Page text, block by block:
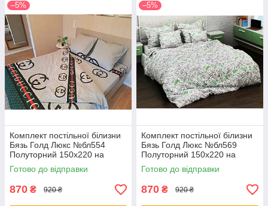
–5%
Комплект постільної білизни
Бязь Голд Люкс №бл554
Полуторний 150х220 на
кнопках
Готово до відправки
870 ₴ 920 ₴
–5%
Комплект постільної білизни
Бязь Голд Люкс №бл569
Полуторний 150х220 на
кнопках
Готово до відправки
870 ₴ 920 ₴